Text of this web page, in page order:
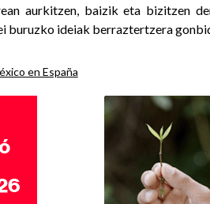
aurkitzen, baizik eta bizitzen
buruzko ideiak berraztertzera
en España